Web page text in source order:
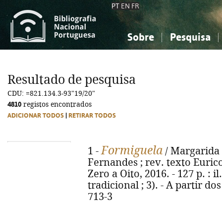
PT EN FR
Sobre Pesquisa
Ciências sociais...
Ciências sociais...
Resultado de pesquisa
CDU: =821.134.3-93"19/20"
4810 registos encontrados
ADICIONAR TODOS RETIRAR TODOS
1 -Formiguela / Margarida
Fernandes ; rev. texto
Zero a Oito, 2016. - 127 p. :
tradicional ; 3). - A partir dos
713-3